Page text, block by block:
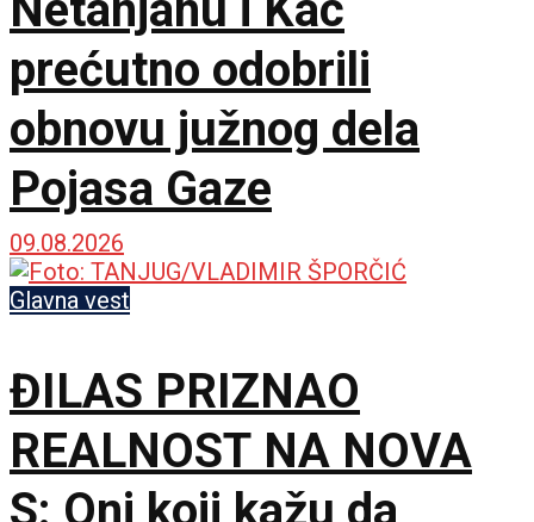
prećutno odobrili
obnovu južnog dela
Pojasa Gaze
09.08.2026
Glavna vest
ĐILAS PRIZNAO
REALNOST NA NOVA